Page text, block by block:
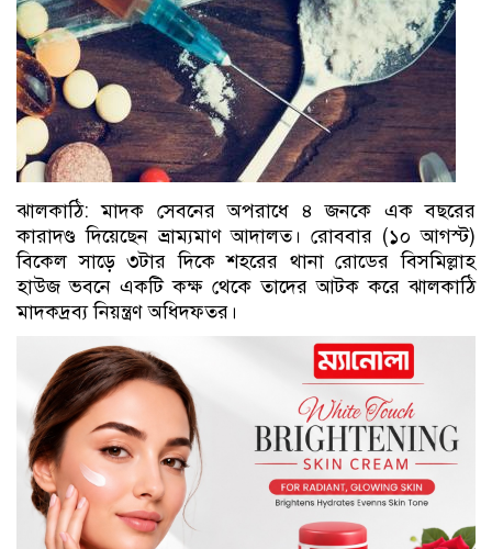
ঝালকাঠি: মাদক সেবনের অপরাধে ৪ জনকে এক বছরের
কারাদণ্ড দিয়েছেন ভ্রাম্যমাণ আদালত। রোববার (১০ আগস্ট)
বিকেল সাড়ে ৩টার দিকে শহরের থানা রোডের বিসমিল্লাহ
হাউজ ভবনে একটি কক্ষ থেকে তাদের আটক করে ঝালকাঠি
মাদকদ্রব্য নিয়ন্ত্রণ অধিদফতর।